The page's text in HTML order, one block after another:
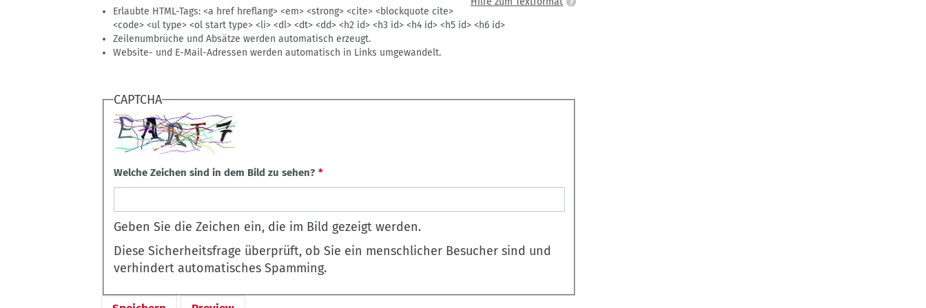
Erlaubte HTML-Tags: <a href hreflang> <em> <strong> <cite> <blockquote cite>
<code> <ul type> <ol start type> <li> <dl> <dt> <dd> <h2 id> <h3 id> <h4 id> <h5 id> <h6 id>
Zeilenumbrüche und Absätze werden automatisch erzeugt.
Website- und E-Mail-Adressen werden automatisch in Links umgewandelt.
CAPTCHA
Welche Zeichen sind in dem Bild zu sehen?
Geben Sie die Zeichen ein, die im Bild gezeigt werden.
Diese Sicherheitsfrage überprüft, ob Sie ein menschlicher Besucher sind und
verhindert automatisches Spamming.